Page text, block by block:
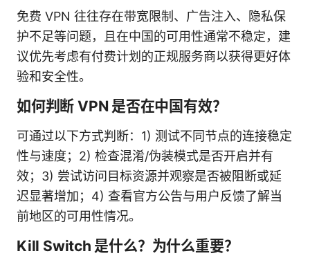
免费 VPN 往往存在带宽限制、广告注入、隐私保
护不足等问题，且在中国的可用性通常不稳定，建
议优先考虑有付费计划的正规服务商以获得更好体
验和安全性。
如何判断 VPN 是否在中国有效？
可通过以下方式判断：1) 测试不同节点的连接稳定
性与速度；2) 检查混淆/伪装模式是否开启并有
效；3) 尝试访问目标资源并观察是否被阻断或延
迟显著增加；4) 查看官方公告与用户反馈了解当
前地区的可用性情况。
Kill Switch 是什么？为什么重要？